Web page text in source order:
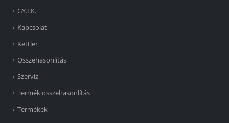
GY.I.K.
Kapcsolat
Kettler
Összehasonlítás
Szervíz
Termék összehasonlítás
Termékek